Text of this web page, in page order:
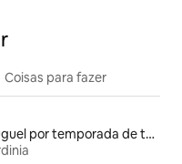
Coisas para fazer
Aluguel por temporada de tendas